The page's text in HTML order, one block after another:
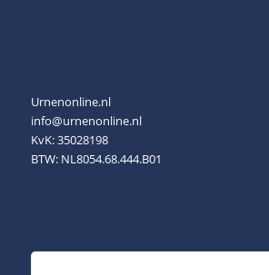
Urnenonline.nl
info@urnenonline.nl
KvK: 35028198
BTW: NL8054.68.444.B01